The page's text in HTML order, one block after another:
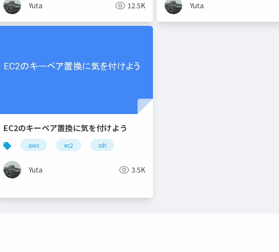
Yuta 12.5K Yuta
EC2のキーペア置換に気を付けよう
aws ec2 ssh
Yuta 3.5K